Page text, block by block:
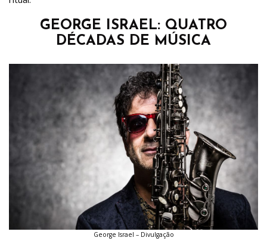
GEORGE ISRAEL: QUATRO
DÉCADAS DE MÚSICA
George Israel – Divulgação